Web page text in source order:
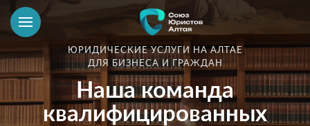
ЮРИДИЧЕСКИЕ УСЛУГИ НА АЛТАЕ
ДЛЯ БИЗНЕСА И ГРАЖДАН
Наша команда
квалифицированных